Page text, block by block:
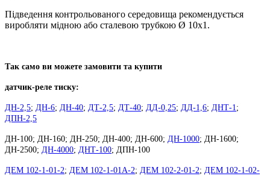
Підведення контрольованого середовища рекомендується
виробляти мідною або сталевою трубкою Ø 10x1.
Так само ви можете замовити та купити
датчик-реле тиску:
ДН-2,5; ДН-6; ДН-40; ДТ-2,5; ДТ-40; ДД-0,25; ДД-1,6; ДНТ-1 ;
ДПН-2,5
ДН-100; ДН-160; ДН-250; ДН-400; ДН-600; ДН-1000; ДН-1600;
ДН-2500; ДН-4000; ДНТ-100; ДПН-100
ДЕМ 102-1-01-2; ДЕМ 102-1-01А-2; ДЕМ 102-2-01-2; ДЕМ 102-1-02-